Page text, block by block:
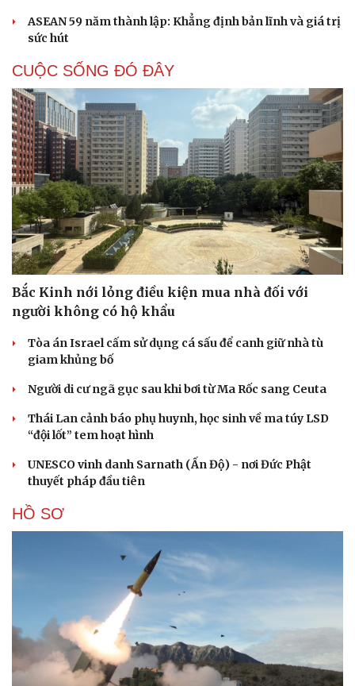
ASEAN 59 năm thành lập: Khẳng định bản lĩnh và giá trị
sức hút
CUỘC SỐNG ĐÓ ĐÂY
Bắc Kinh nới lỏng điều kiện mua nhà đối với
người không có hộ khẩu
Tòa án Israel cấm sử dụng cá sấu để canh giữ nhà tù
giam khủng bố
Người di cư ngã gục sau khi bơi từ Ma Rốc sang Ceuta
Thái Lan cảnh báo phụ huynh, học sinh về ma túy LSD
“đội lốt” tem hoạt hình
UNESCO vinh danh Sarnath (Ấn Độ) - nơi Đức Phật
thuyết pháp đầu tiên
HỒ SƠ